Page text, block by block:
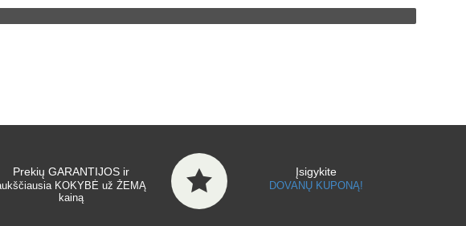
Prekių GARANTIJOS ir
KOKYBĖ už ŽEMĄ
kainą
Įsigykite
DOVANŲ KUPONĄ!